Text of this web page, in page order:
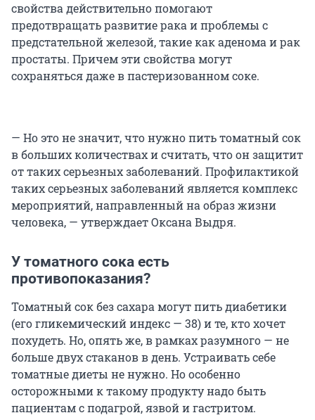
свойства действительно помогают
предотвращать развитие рака и проблемы с
предстательной железой, такие как аденома и рак
простаты. Причем эти свойства могут
сохраняться даже в пастеризованном соке.
— Но это не значит, что нужно пить томатный сок
в больших количествах и считать, что он защитит
от таких серьезных заболеваний. Профилактикой
таких серьезных заболеваний является комплекс
мероприятий, направленный на образ жизни
человека, — утверждает Оксана Выдря.
У томатного сока есть
противопоказания?
Томатный сок без сахара могут пить диабетики
(его гликемический индекс — 38) и те, кто хочет
похудеть. Но, опять же, в рамках разумного — не
больше двух стаканов в день. Устраивать себе
томатные диеты не нужно. Но особенно
осторожными к такому продукту надо быть
пациентам с подагрой, язвой и гастритом.